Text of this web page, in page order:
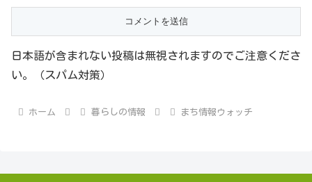
日本語が含まれない投稿は無視されますのでご注意くださ
い。（スパム対策）
ホーム 暮らしの情報 まち情報ウォッチ